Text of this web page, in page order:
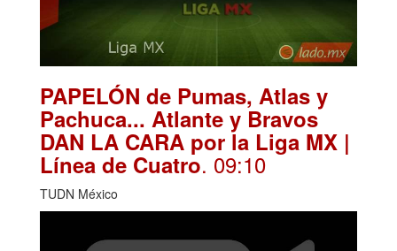
PAPELÓN de Pumas, Atlas y
Pachuca... Atlante y Bravos
DAN LA CARA por la Liga MX |
Línea de Cuatro. 09:10
TUDN México